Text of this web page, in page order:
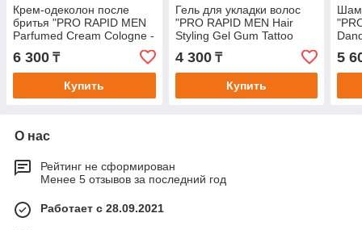
Крем-одеколон после
бритья "PRO RAPID MEN
Parfumed Cream Cologne -
Inca 01 Tattoo Series" для
любого типа
6 300 ₸
Купить
Гель для укладки волос
"PRO RAPID MEN Hair
Styling Gel Gum Tattoo
Series" экстра сильной
фиксации с эффектом
4 300₸
Купить
5
О нас
Рейтинг не сформирован
Менее 5 отзывов за последний год
Работает с 28.09.2021